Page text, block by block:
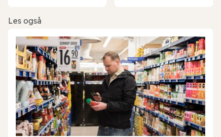
Les også